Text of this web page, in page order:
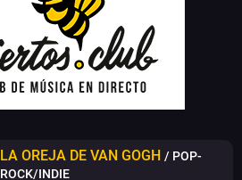
LA OREJA DE VAN GOGH / POP-
ROCK/INDIE